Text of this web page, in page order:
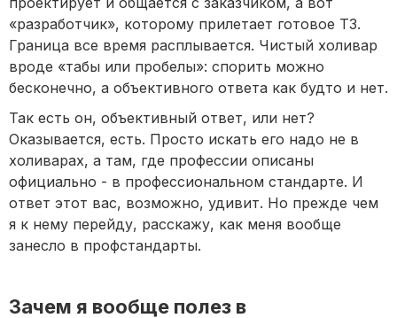
«разработчик», которому прилетает готовое ТЗ.
Граница все время расплывается. Чистый холивар
вроде «табы или пробелы»: спорить можно
бесконечно, а объективного ответа как будто и нет.
Так есть он, объективный ответ, или нет?
Оказывается, есть. Просто искать его надо не в
холиварах, а там, где профессии описаны
официально - в профессиональном стандарте. И
ответ этот вас, возможно, удивит. Но прежде чем
я к нему перейду, расскажу, как меня вообще
занесло в профстандарты.
Зачем я вообще полез в